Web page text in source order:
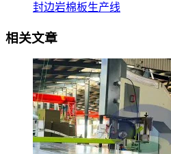
封边岩棉板生产线
相关文章